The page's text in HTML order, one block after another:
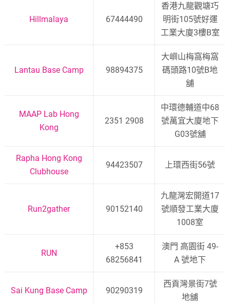
Hillmalaya 67444490
香港九龍觀塘巧
明街105號好運
工業大廈3樓B室
Lantau Base Camp 98894375
大嶼山梅窩梅窩
碼頭路10號B地
舖
MAAP Lab Hong
Kong
2351 2908
中環德輔道中68
號萬宜大廈地下
G03號舖
Rapha Hong Kong
Clubhouse
94423507 上環西街56號
Run2gather 90152140
九龍灣宏開道17
號順發工業大廈
1008室
RUN
+853
68256841
澳門 高園街 49-
A 號地下
Sai Kung Base Camp 90290319
西貢灣景街7號
地舖